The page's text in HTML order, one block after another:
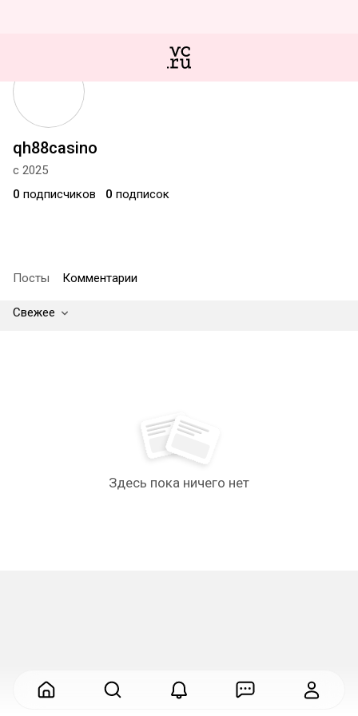
qh88casino
с 2025
0 подписчиков 0 подписок
Посты Комментарии
Свежее
Здесь пока ничего нет